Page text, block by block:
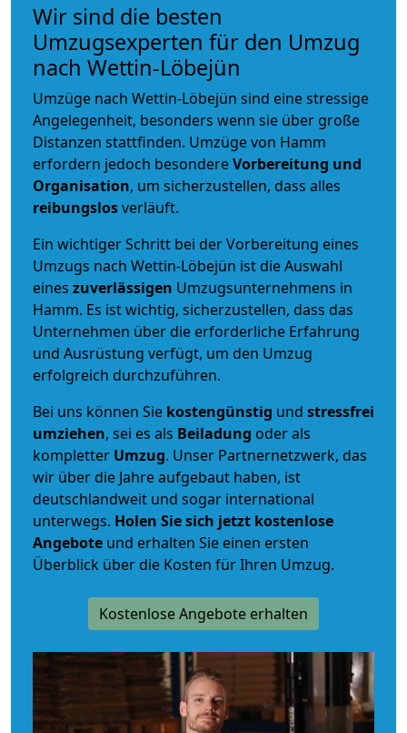
Wir sind die besten
Umzugsexperten für den Umzug
nach Wettin-Löbejün
Umzüge nach Wettin-Löbejün sind eine stressige
Angelegenheit, besonders wenn sie über große
Distanzen stattfinden. Umzüge von Hamm
erfordern jedoch besondereVorbereitung und
Organisation, um sicherzustellen, dass alles
reibungslosverläuft.
Ein wichtiger Schritt bei der Vorbereitung eines
Umzugs nach Wettin-Löbejün ist die Auswahl
eines zuverlässigen Umzugsunternehmens in
Hamm. Es ist wichtig, sicherzustellen, dass das
Unternehmen über die erforderliche Erfahrung
und Ausrüstung verfügt, um den Umzug
erfolgreich durchzuführen.
Bei uns können Sie kostengünstig und stressfrei
umziehen, sei es als Beiladung oder als
kompletter Umzug. Unser Partnernetzwerk, das
wir über die Jahre aufgebaut haben, ist
deutschlandweit und sogar international
unterwegs. Holen Sie sich jetzt kostenlose
Angebote und erhalten Sie einen ersten
Überblick über die Kosten für Ihren Umzug.
Kostenlose Angebote erhalten